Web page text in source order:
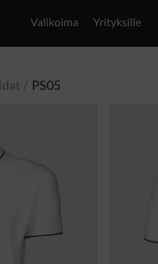
Valikoima Yrityksille
PS05